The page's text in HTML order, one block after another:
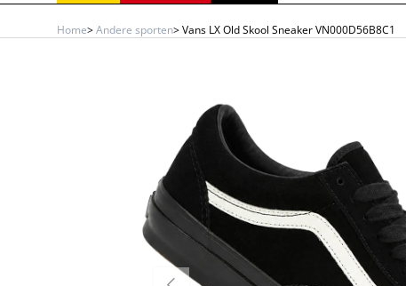
Home>Andere sporten>Vans LX Old Skool Sneaker VN000D56B8C1
VORIGE